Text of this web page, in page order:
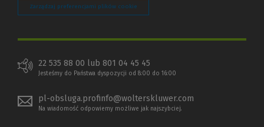
Zarządzaj preferencjami plików cookie
22 535 88 00 lub 801 04 45 45
Jesteśmy do Państwa dyspozycji od 8:00 do 16:00
pl-obsluga.profinfo@wolterskluwer.com
Na wiadomość odpowiemy możliwe jak najszybciej.